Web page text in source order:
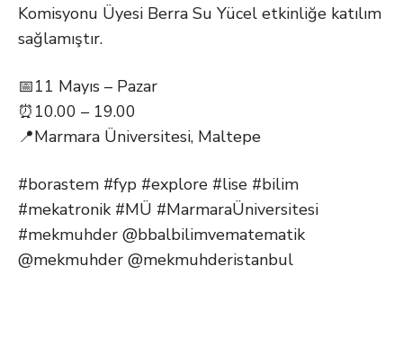
Komisyonu Üyesi Berra Su Yücel etkinliğe katılım
sağlamıştır.
📅11 Mayıs – Pazar
⏰10.00 – 19.00
📍Marmara Üniversitesi, Maltepe
#borastem #fyp #explore #lise #bilim
#mekatronik #MÜ #MarmaraÜniversitesi
#mekmuhder @bbalbilimvematematik
@mekmuhder @mekmuhderistanbul